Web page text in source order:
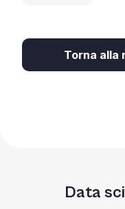
Torna alla
Data